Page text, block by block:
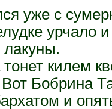
уже с
урчало
лакуны.
килем
Бобрина
и